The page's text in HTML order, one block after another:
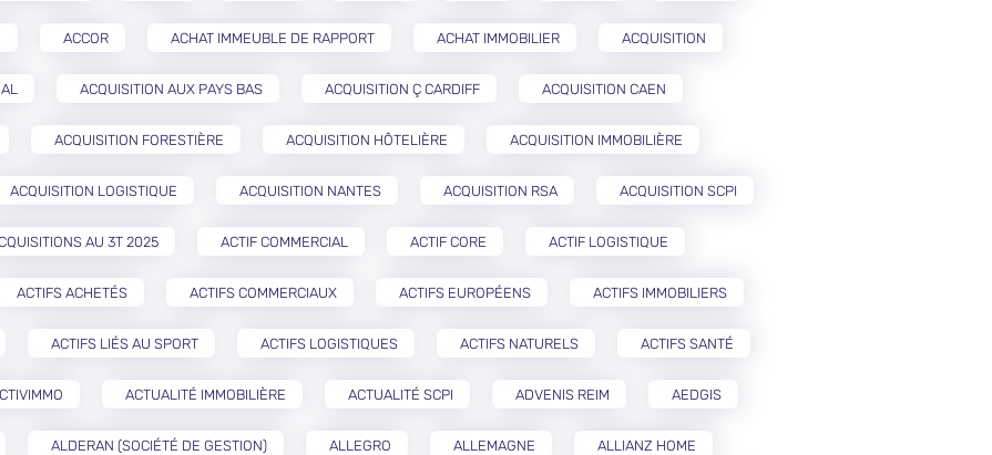
ACCOR ACHAT IMMEUBLE DE RAPPORT ACHAT IMMOBILIER ACQUISITION
ACQUISITION AUX PAYS BAS ACQUISITION Ç CARDIFF ACQUISITION CAEN
ACQUISITION FORESTIÈRE ACQUISITION HÔTELIÈRE ACQUISITION IMMOBILIÈRE
ACQUISITION LOGISTIQUE ACQUISITION NANTES ACQUISITION RSA ACQUISITION SCPI
AU 3T 2025 ACTIF COMMERCIAL ACTIF CORE ACTIF LOGISTIQUE
ACTIFS ACHETÉS ACTIFS COMMERCIAUX ACTIFS EUROPÉENS ACTIFS IMMOBILIERS
ACTIFS LIÉS AU SPORT ACTIFS LOGISTIQUES ACTIFS NATURELS ACTIFS SANTÉ
ACTUALITÉ IMMOBILIÈRE ACTUALITÉ SCPI ADVENIS REIM AEDGIS
ALDERAN (SOCIÉTÉ DE GESTION) ALLEGRO ALLEMAGNE ALLIANZ HOME